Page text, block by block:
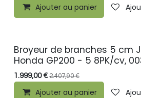
Ajouter au panier
PROMO
Broyeur de branches 5 cm
Honda GP200 - 5 8PK/cv,
1.999,00€ 2.407,90€
Ajouter au panier